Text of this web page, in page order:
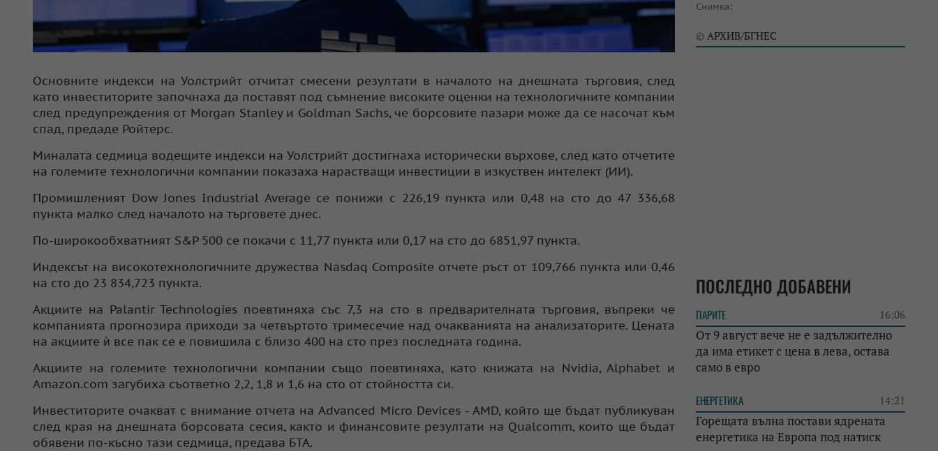
Снимка:
© АРХИВ/БГНЕС
Основните индекси на Уолстрийт отчитат смесени резултати в началото на днешната търговия, след
като инвеститорите започнаха да поставят под съмнение високите оценки на технологичните компании
след предупреждения от Morgan Stanley и Goldman Sachs, че борсовите пазари може да се насочат към
спад, предаде Ройтерс.
Миналата седмица водещите индекси на Уолстрийт достигнаха исторически върхове, след като отчетите
на големите технологични компании показаха нарастващи инвестиции в изкуствен интелект (ИИ).
Промишленият Dow Jones Industrial Average се понижи с 226,19 пункта или 0,48 на сто до 47 336,68
пункта малко след началото на търговете днес.
По-широкообхватният S&P 500 се покачи с 11,77 пункта или 0,17 на сто до 6851,97 пункта.
Индексът на високотехнологичните дружества Nasdaq Composite отчете ръст от 109,766 пункта или 0,46
на сто до 23 834,723 пункта.
Акциите на Palantir Technologies поевтиняха със 7,3 на сто в предварителната търговия, въпреки че
компанията прогнозира приходи за четвъртото тримесечие над очакванията на анализаторите. Цената
на акциите ѝ все пак се е повишила с близо 400 на сто през последната година.
Акциите на големите технологични компании също поевтиняха, като книжата на Nvidia, Alphabet и
Amazon.com загубиха съответно 2,2, 1,8 и 1,6 на сто от стойността си.
Инвеститорите очакват с внимание отчета на Advanced Micro Devices - AMD, който ще бъдат публикуван
след края на днешната борсовата сесия, както и финансовите резултати на Qualcomm, които ще бъдат
обявени по-късно тази седмица, предава БТА.
ПОСЛЕДНО ДОБАВЕНИ
ПАРИТЕ 16:06
От 9 август вече не е задължително
да има етикет с цена в лева, остава
само в евро
ЕНЕРГЕТИКА 14:21
Горещата вълна постави ядрената
енергетика на Европа под натиск